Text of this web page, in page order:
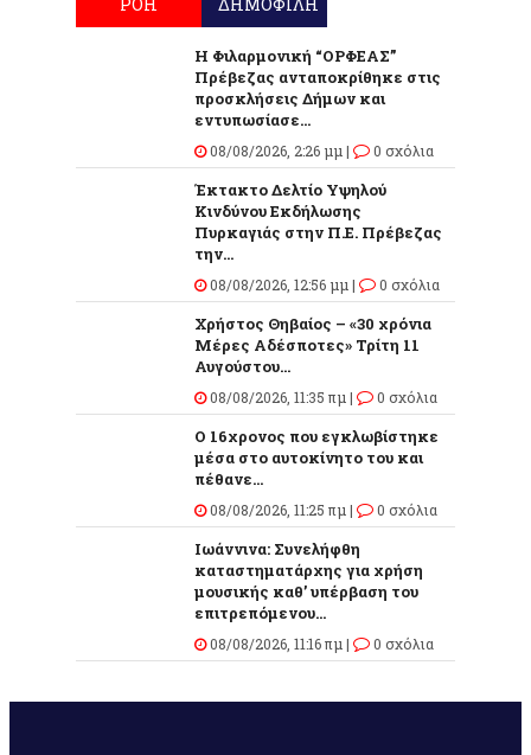
ΡΟΗ ΔΗΜΟΦΙΛΗ
Η Φιλαρμονική “ΟΡΦΕΑΣ”
Πρέβεζας ανταποκρίθηκε στις
προσκλήσεις Δήμων και
εντυπωσίασε...
08/08/2026, 2:26 μμ | 0 σχόλια
Έκτακτο Δελτίο Υψηλού
Κινδύνου Εκδήλωσης
Πυρκαγιάς στην Π.Ε. Πρέβεζας
την...
08/08/2026, 12:56 μμ | 0 σχόλια
Χρήστος Θηβαίος – «30 χρόνια
Μέρες Αδέσποτες» Τρίτη 11
Αυγούστου...
08/08/2026, 11:35 πμ | 0 σχόλια
O 16χρονος που εγκλωβίστηκε
μέσα στο αυτοκίνητο του και
πέθανε...
08/08/2026, 11:25 πμ | 0 σχόλια
Ιωάννινα: Συνελήφθη
καταστηματάρχης για χρήση
μουσικής καθ’ υπέρβαση του
επιτρεπόμενου...
08/08/2026, 11:16 πμ | 0 σχόλια